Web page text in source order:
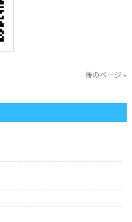
後のページ »